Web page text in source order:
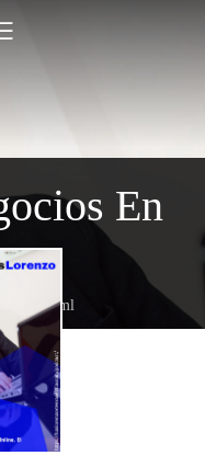
En
feed.xml